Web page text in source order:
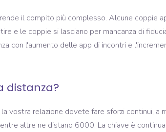
il compito più complesso. Alcune coppie
e le coppie si lasciano per mancanza di
con l'aumento delle app di incontri e
distanza?
vostra relazione dovete fare sforzi continui, a
altre ne distano 6000. La chiave è